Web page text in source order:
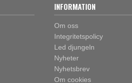
INFORMATION
Om oss
Integritetspolicy
Led djungeln
Nyheter
Nyhetsbrev
Om cookies